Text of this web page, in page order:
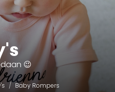
😉
Baby Rompers